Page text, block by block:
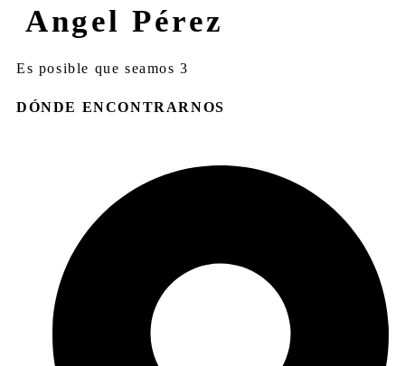
Angel Pérez
Es posible que seamos 3
DÓNDE ENCONTRARNOS